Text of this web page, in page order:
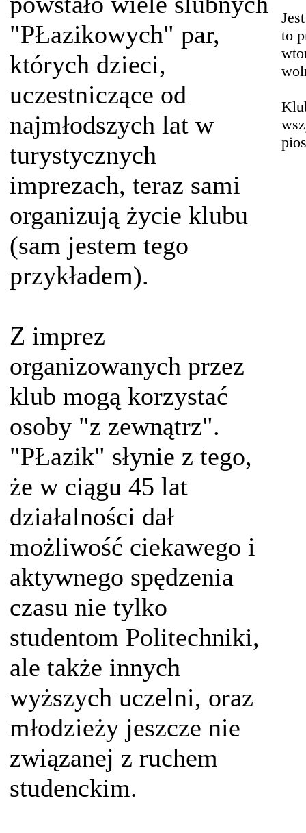
"PŁazikowych" par,
których dzieci,
uczestniczące od
najmłodszych lat w
turystycznych
imprezach, teraz sami
organizują życie klubu
(sam jestem tego
przykładem).
Z imprez
organizowanych przez
klub mogą korzystać
osoby "z zewnątrz".
"PŁazik" słynie z tego,
że w ciągu 45 lat
działalności dał
możliwość ciekawego i
aktywnego spędzenia
czasu nie tylko
studentom Politechniki,
ale także innych
wyższych uczelni, oraz
młodzieży jeszcze nie
związanej z ruchem
studenckim.
to